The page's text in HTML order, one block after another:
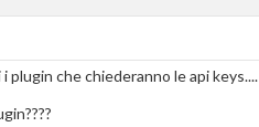
che chiederanno le api keys....